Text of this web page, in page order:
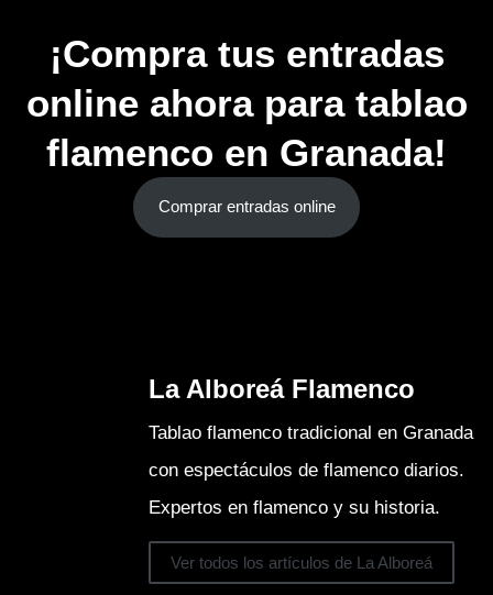
¡Compra tus entradas
online ahora para tablao
flamenco en Granada!
Comprar entradas online
La Alboreá Flamenco
Tablao flamenco tradicional en Granada
con espectáculos de flamenco diarios.
Expertos en flamenco y su historia.
Ver todos los artículos de La Alboreá